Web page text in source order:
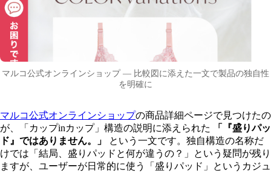
マルコ公式オンラインショップ — 比較図に添えた一文で製品の独自性
を明確に
マルコ公式オンラインショップの商品詳細ページで見つけたの
が、「カップinカップ」構造の説明に添えられた
「『盛りパッ
ド』ではありません。」
という一文です。独自構造の名称だ
けでは「結局、盛りパッドと何が違うの？」という疑問が残り
ますが、ユーザーが日常的に使う「盛りパッド」というカジュ